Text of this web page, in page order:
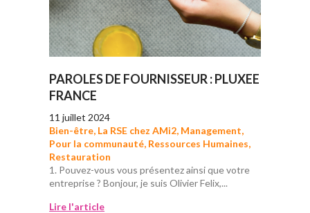
PAROLES DE FOURNISSEUR : PLUXEE
FRANCE
11 juillet 2024
Bien-être, La RSE chez AMi2, Management,
Pour la communauté, Ressources Humaines,
Restauration
1. Pouvez-vous vous présentez ainsi que votre
entreprise ? Bonjour, je suis Olivier Felix,...
Lire l'article